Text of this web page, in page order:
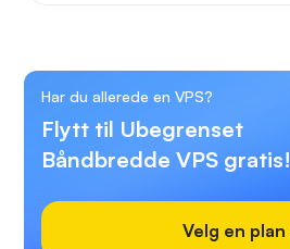
Har du allerede en VPS?
Flytt til Ubegrenset
Båndbredde VPS gratis!
Velg en plan